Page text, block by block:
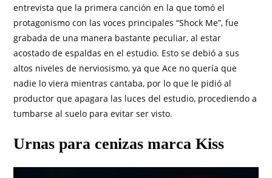
entrevista que la primera canción en la que tomó el
protagonismo con las voces principales “Shock Me”, fue
grabada de una manera bastante peculiar, al estar
acostado de espaldas en el estudio. Esto se debió a sus
altos niveles de nerviosismo, ya que Ace no quería que
nadie lo viera mientras cantaba, por lo que le pidió al
productor que apagara las luces del estudio, procediendo a
tumbarse al suelo para evitar ser visto.
Urnas para cenizas marca Kiss